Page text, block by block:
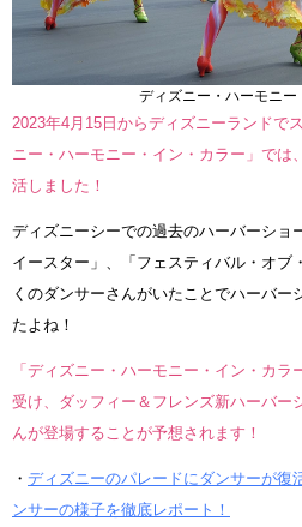
ディズニー・ハーモニー
2023年4月15日からディズニーランドで
ニー・ハーモニー・イン・カラー」では
活しました！
ディズニーシーでの過去のハーバーショ
イースター」、「フェスティバル・オブ
くのダンサーさんがいたことでハーバー
たよね！
「ディズニー・ハーモニー・イン・カ
受け、ダッフィー＆フレンズ新ハーバー
んが登場することが予想されます！
・ ディズニーのパレードにダンサーが復
ンサーの様子を徹底レポート！